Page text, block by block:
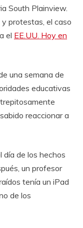
South Plainview.
protestas, el caso
el EE.UU. Hoy en
una semana de
educativas
reaccionar a
día de los hechos
un profesor
tenía un iPad
de los